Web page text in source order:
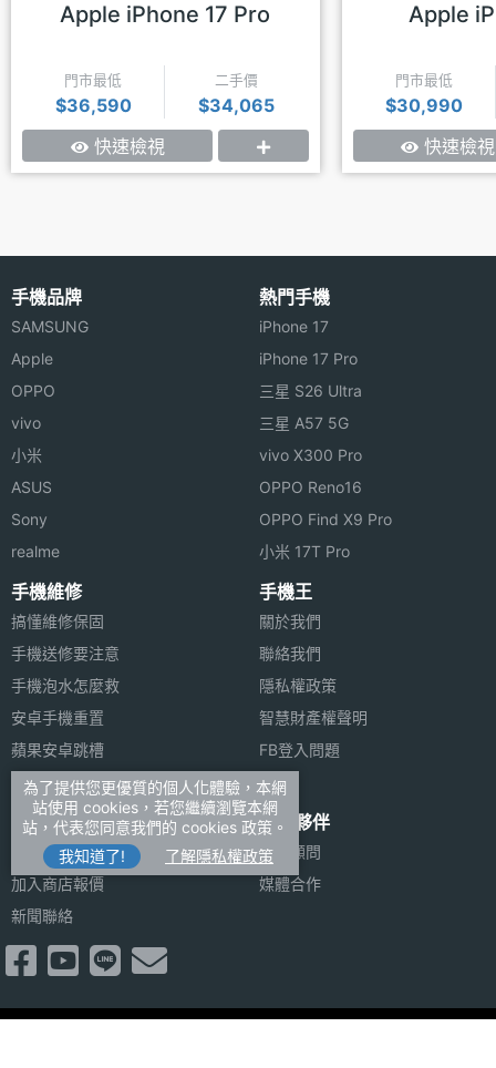
Apple iPhone 17 Pro
門市最低
$36,590
二手價
$34,065
快速檢視
Apple
門市最低
$30,990
快速檢視
手機品牌
SAMSUNG
Apple
OPPO
vivo
小米
ASUS
Sony
realme
熱門手機
iPhone 17
iPhone 17 Pro
三星 S26 Ultra
三星 A57 5G
vivo X300 Pro
OPPO Reno16
OPPO Find X9 Pro
小米 17T Pro
手機維修
搞懂維修保固
手機送修要注意
手機泡水怎麼救
安卓手機重置
蘋果安卓跳槽
安卓資料轉移
手機王
關於我們
聯絡我們
隱私權政策
智慧財產權聲明
FB登入問題
合作聯絡
廣告刊登
加入商店報價
新聞聯絡
合作夥伴
法律顧問
媒體合作
為了提供您更優質的個人化體驗，本網
站使用 cookies，若您繼續瀏覽本網
站，代表您同意我們的 cookies 政策。
我知道了!
了解隱私權政策